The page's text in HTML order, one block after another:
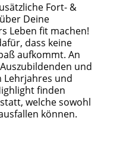
Fort- &
Deine
Leben fit machen!
dass keine
aufkommt. An
und
Lehrjahres und
finden
welche sowohl
können.